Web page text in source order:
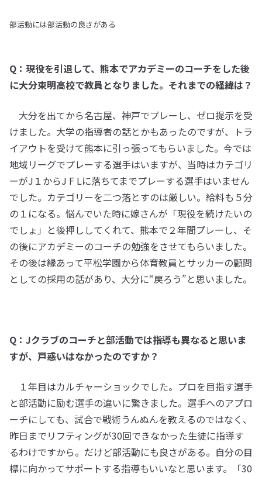
部活動には部活動の良さがある
Q：現役を引退して、熊本でアカデミーのコーチをした後
に大分東明高校で教員となりました。それまでの経緯は？
大分を出てから名古屋、神戸でプレーし、ゼロ提示を受
けました。大学の指導者の話とかもあったのですが、トラ
イアウトを受けて熊本に引っ張ってもらいました。今では
地域リーグでプレーする選手はいますが、当時はカテゴリ
ーがJ１からJ F Lに落ちてまでプレーする選手はいません
でした。カテゴリーを二つ落とすのは厳しい。給料も５分
の１になる。悩んでいた時に嫁さんが「現役を続けたいの
でしょ」と後押ししてくれて、熊本で２年間プレーし、そ
の後にアカデミーのコーチの勉強をさせてもらいました。
その後は縁あって平松学園から体育教員とサッカーの顧問
としての採用の話があり、大分に“戻ろう”と思いました。
Q：Jクラブのコーチと部活動では指導も異なると思いま
すが、戸惑いはなかったのですか？
１年目はカルチャーショックでした。プロを目指す選手
と部活動に励む選手の違いに驚きました。選手へのアプロ
ーチにしても、試合で戦術うんぬんを教えるのではなく、
昨日までリフティングが30回できなかった生徒に指導す
るわけですから。だけど部活動にも良さがある。自分の目
標に向かってサポートする指導もいいなと思います。「30